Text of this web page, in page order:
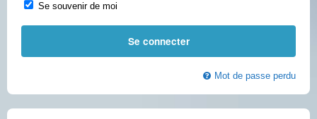
Se souvenir de moi
Mot de passe perdu